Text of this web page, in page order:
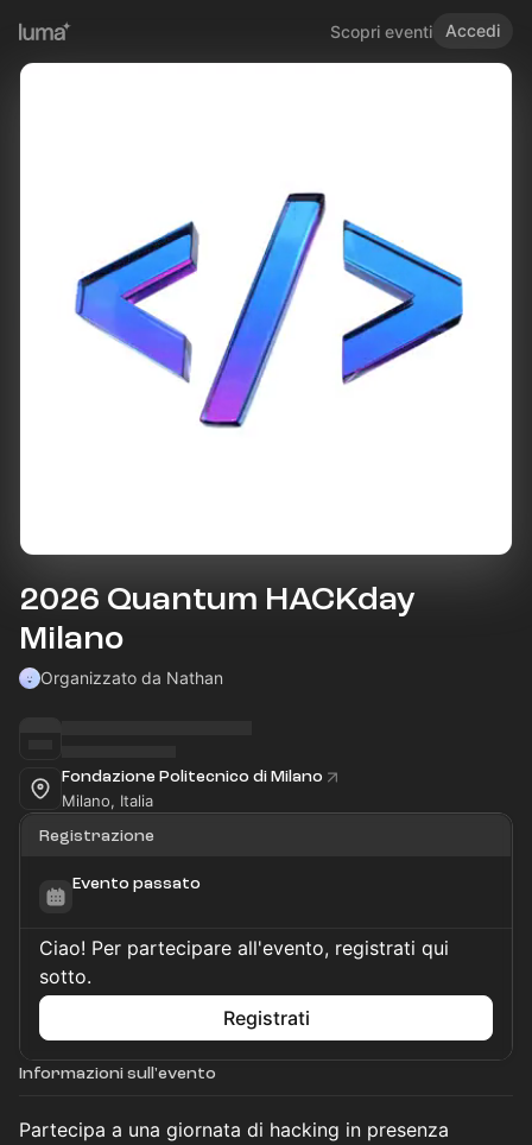
Scopri eventi Accedi
2026 Quantum HACKday
Milano
Organizzato da Nathan
Fondazione Politecnico di Milano
Milano, Italia
Registrazione
Evento passato
Ciao! Per partecipare all'evento, registrati qui
sotto.
Registrati
Informazioni sull'evento
Partecipa a una giornata di hacking in presenza